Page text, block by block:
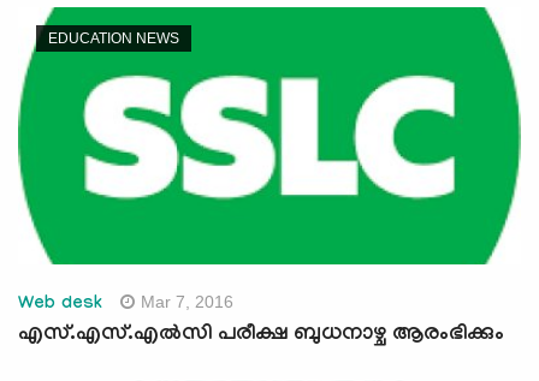
EDUCATION NEWS
Web desk Mar 7, 2016
എസ്.എസ്.എല്‍സി പരീക്ഷ ബുധനാഴ്ച ആരംഭിക്കും